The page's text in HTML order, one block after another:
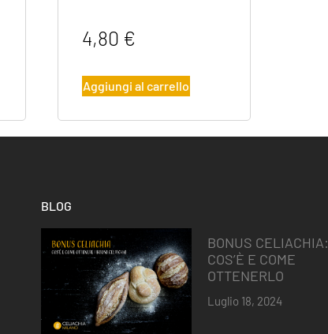
4,80 €
Aggiungi al carrello
BLOG
BONUS CELIACHIA:
COS’È E COME
OTTENERLO
Luglio 18, 2024